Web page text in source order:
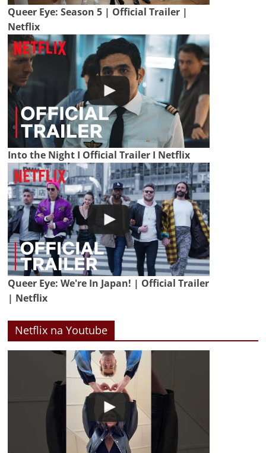
Queer Eye: Season 5 | Official Trailer |
Netflix
Into the Night I Official Trailer I Netflix
Queer Eye: We're In Japan! | Official Trailer
| Netflix
Netflix na Youtube